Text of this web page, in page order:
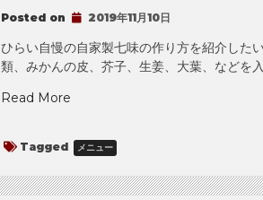
き
二
八
ば。”
Posted on 2019年11月10日
ひらい自慢の自家製七味の作り方を紹介した
類、みかんの皮、芥子、生姜、大葉、などを
Read More“ひ
の
自
家
Tagged メニュー